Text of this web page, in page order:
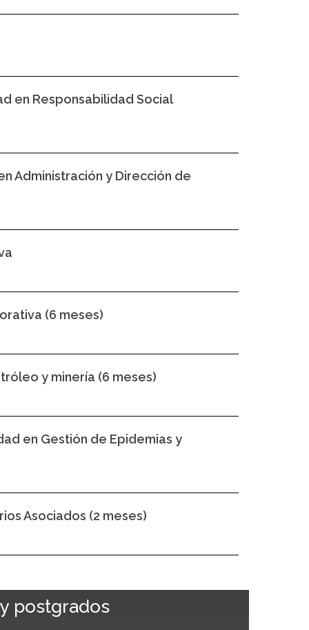
en Responsabilidad Social
Administración y Dirección de
(6 meses)
y minería (6 meses)
en Gestión de Epidemias y
Asociados (2 meses)
postgrados